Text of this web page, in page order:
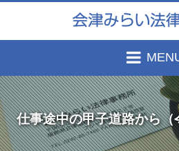
仕事途中の甲子道路から